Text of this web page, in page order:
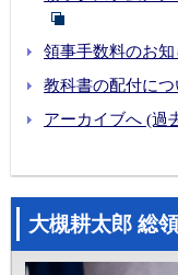
領事手数料のお知
教科書の配付につ
アーカイブへ (過
大槻耕太郎 総